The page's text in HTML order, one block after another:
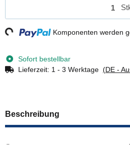
Komponenten werden
Sofort bestellbar
Lieferzeit: 1 - 3 Werktage (DE -
Beschreibung